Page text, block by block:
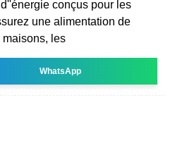
conçus pour les
une alimentation de
les
WhatsApp